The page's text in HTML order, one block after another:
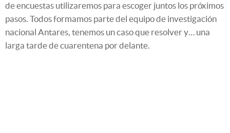
de encuestas utilizaremos para escoger juntos los próximos
pasos. Todos formamos parte del equipo de investigación
nacional Antares, tenemos un caso que resolver y… una
larga tarde de cuarentena por delante.